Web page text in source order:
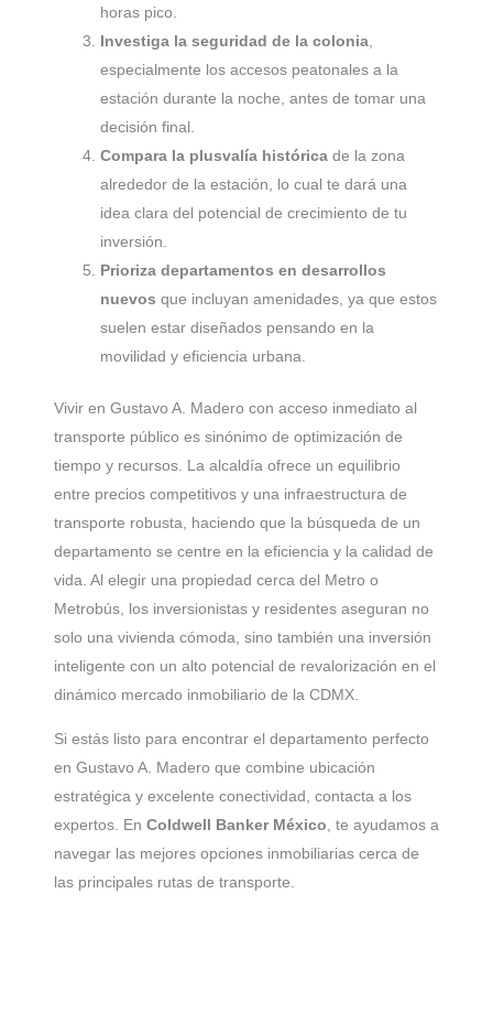
horas pico.
Investiga la seguridad de la colonia,
especialmente los accesos peatonales a la
estación durante la noche, antes de tomar una
decisión final.
Compara la plusvalía histórica de la zona
alrededor de la estación, lo cual te dará una
idea clara del potencial de crecimiento de tu
inversión.
Prioriza departamentos en desarrollos
nuevos que incluyan amenidades, ya que estos
suelen estar diseñados pensando en la
movilidad y eficiencia urbana.
Vivir en Gustavo A. Madero con acceso inmediato al
transporte público es sinónimo de optimización de
tiempo y recursos. La alcaldía ofrece un equilibrio
entre precios competitivos y una infraestructura de
transporte robusta, haciendo que la búsqueda de un
departamento se centre en la eficiencia y la calidad de
vida. Al elegir una propiedad cerca del Metro o
Metrobús, los inversionistas y residentes aseguran no
solo una vivienda cómoda, sino también una inversión
inteligente con un alto potencial de revalorización en el
dinámico mercado inmobiliario de la CDMX.
Si estás listo para encontrar el departamento perfecto
en Gustavo A. Madero que combine ubicación
estratégica y excelente conectividad, contacta a los
expertos. En Coldwell Banker México, te ayudamos a
navegar las mejores opciones inmobiliarias cerca de
las principales rutas de transporte.